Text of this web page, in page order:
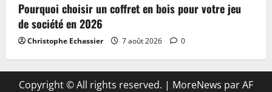
Pourquoi choisir un coffret en bois pour votre jeu
de société en 2026
Christophe Echassier 7 août 2026 0
Copyright © All rights reserved. | MoreNews par AF